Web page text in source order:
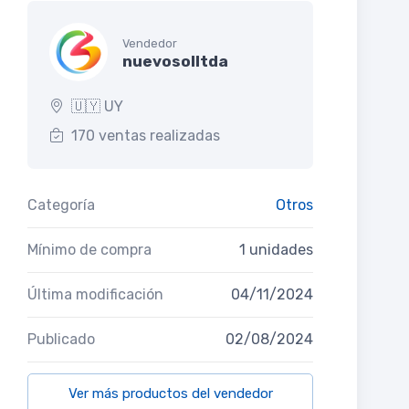
Vendedor
nuevosolltda
🇺🇾 UY
170 ventas realizadas
Categoría Otros
Mínimo de compra 1 unidades
Última modificación 04/11/2024
Publicado 02/08/2024
Ver más productos del vendedor